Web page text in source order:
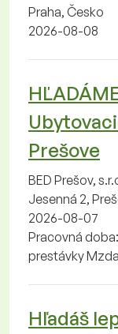
Praha, Česko
2026-08-08
Prešove
BED Prešov,
Jesenná 2,
2026-08-07
Pracovná
prestávky
Hľadáš